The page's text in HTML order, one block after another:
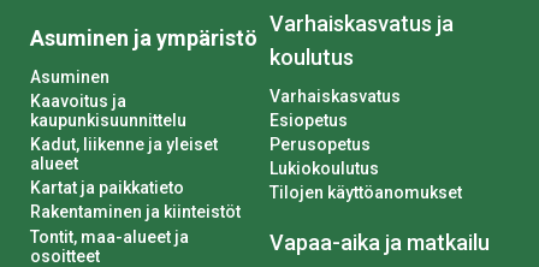
Asuminen ja ympäristö
Asuminen
Kaavoitus ja
kaupunkisuunnittelu
Kadut, liikenne ja yleiset
alueet
Kartat ja paikkatieto
Rakentaminen ja kiinteistöt
Tontit, maa-alueet ja
osoitteet
Varhaiskasvatus ja
koulutus
Varhaiskasvatus
Esiopetus
Perusopetus
Lukiokoulutus
Tilojen käyttöanomukset
Vapaa-aika ja matkailu